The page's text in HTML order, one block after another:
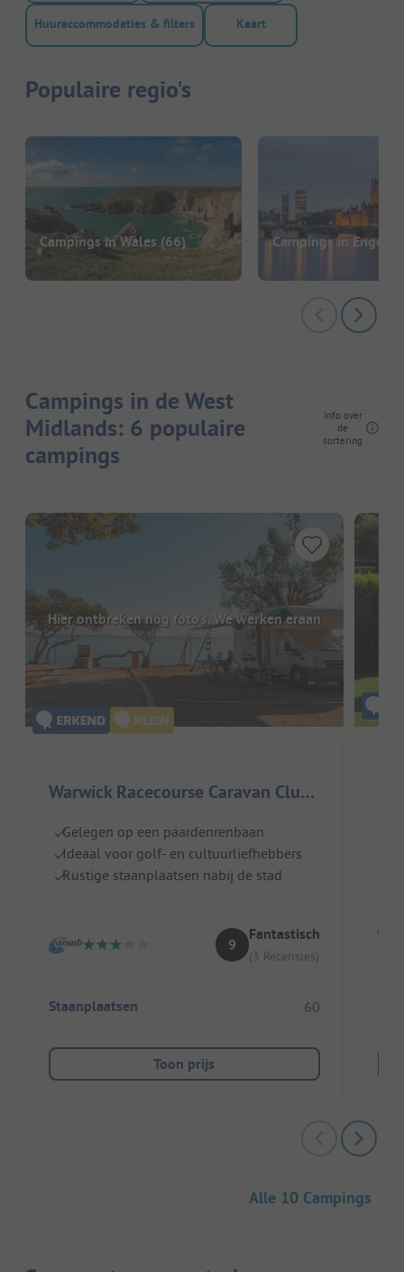
Huuraccommodaties & filters Kaart
Populaire regio's
Campings in Wales(66) Campings in
Campings in de West
Midlands: 6 populaire
campings
Info over
de
sortering
Hier ontbreken nog foto's. We werken eraan
Warwick Racecourse Caravan Club Site
Gelegen op een paardenrenbaan
Ideaal voor golf- en cultuurliefhebbers
Rustige staanplaatsen nabij de stad
9
Fantastisch
(3 Recensies)
Staanplaatsen 60
Toon prijs
Alle 10 Campings